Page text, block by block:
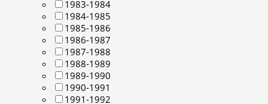
1983-1984
1984-1985
1985-1986
1986-1987
1987-1988
1988-1989
1989-1990
1990-1991
1991-1992